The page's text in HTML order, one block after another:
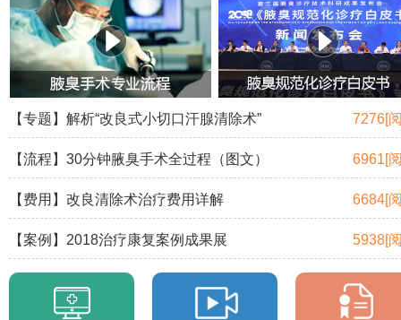
【专题】解析“改良式小切口汗腺清除术” 7276[
【流程】30分钟腋臭手术全过程（图文） 6961[
【费用】改良清除术治疗费用详解 6684[
【案例】2018治疗康复案例成果展 5938[